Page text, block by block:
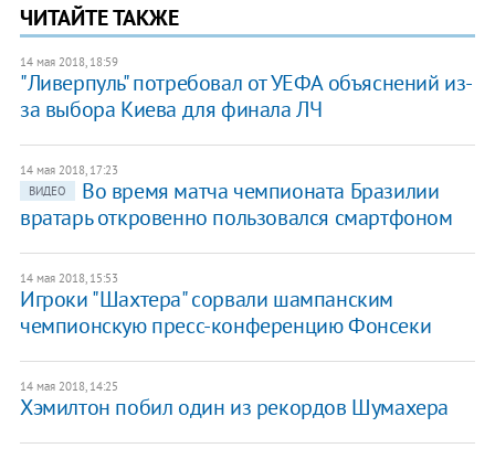
ЧИТАЙТЕ ТАКЖЕ
14 мая 2018, 18:59
"Ливерпуль" потребовал от УЕФА объяснений из-
за выбора Киева для финала ЛЧ
14 мая 2018, 17:23
ВИДЕО
Во время матча чемпионата Бразилии
вратарь откровенно пользовался смартфоном
14 мая 2018, 15:53
Игроки "Шахтера" сорвали шампанским
чемпионскую пресс-конференцию Фонсеки
14 мая 2018, 14:25
Хэмилтон побил один из рекордов Шумахера